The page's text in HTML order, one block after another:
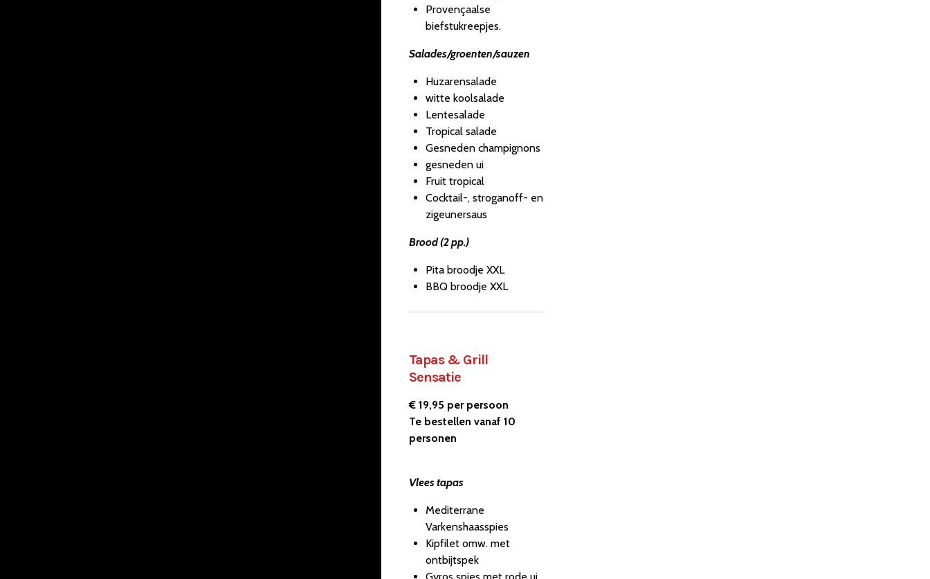
Provençaalse
biefstukreepjes.
Salades/groenten/sauzen
Huzarensalade
witte koolsalade
Lentesalade
Tropical salade
Gesneden champignons
gesneden ui
Fruit tropical
Cocktail-, stroganoff- en
zigeunersaus
Brood (2 pp.)
Pita broodje XXL
BBQ broodje XXL
Tapas & Grill
Sensatie
€ 19,95 per persoon
Te bestellen vanaf 10
personen
Vlees tapas
Mediterrane
Varkenshaasspies
Kipfilet omw. met
ontbijtspek